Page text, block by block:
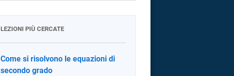
LEZIONI PIÙ CERCATE
Come si risolvono le equazioni di
secondo grado